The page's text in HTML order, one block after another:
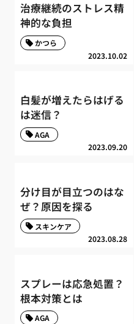
治療継続のストレス精
神的な負担
2023.10.02
かつら
白髪が増えたらはげる
は迷信？
2023.09.20
AGA
分け目が目立つのはな
ぜ？原因を探る
2023.08.28
スキンケア
スプレーは応急処置？
根本対策とは
AGA